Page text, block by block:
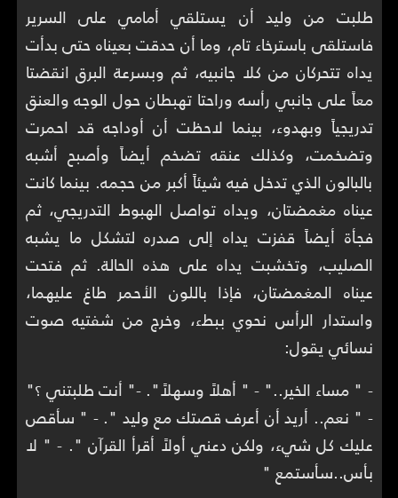
طلبت من وليد أن يستلقي أمامي على السرير
فاستلقى باسترخاء تام، وما أن حدقت بعيناه حتى بدأت
يداه تتحركان من كلا جانبيه، ثم وبسرعة البرق انقضتا
معاً على جانبي رأسه وراحتا تهبطان حول الوجه والعنق
تدريجياً وبهدوء، بينما لاحظت أن أوداجه قد احمرت
وتضخمت، وكذلك عنقه تضخم أيضاً وأصبح أشبه
بالبالون الذي تدخل فيه شيئاً أكبر من حجمه. بينما كانت
عيناه مغمضتان، ويداه تواصل الهبوط التدريجي، ثم
فجأة أيضاً قفزت يداه إلى صدره لتشكل ما يشبه
الصليب، وتخشبت يداه على هذه الحالة. ثم فتحت
عيناه المغمضتان، فإذا باللون الأحمر طاغ عليهما،
واستدار الرأس نحوي ببطء، وخرج من شفتيه صوت
نسائي يقول:
- " مساء الخير.." - " أهلاً وسهلاً". -" أنت طلبتني ؟"
- " نعم.. أريد أن أعرف قصتك مع وليد ". - " سأقص
عليك كل شيء، ولكن دعني أولاً أقرأ القرآن ". - " لا
بأس..سأستمع "